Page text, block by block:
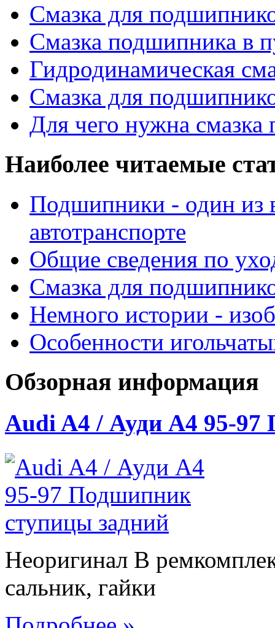
Смазка для
Смазка подшипника в
Гидродинамическая
Смазка для
Для чего нужна
Наиболее читаемые
Подшипники - один из
автотранспорте
Общие сведения по
Смазка для
Немного истории -
Особенности
Обзорная информация
Audi A4 / Ауди А4 95-97
Неоригинал В
сальник, гайки